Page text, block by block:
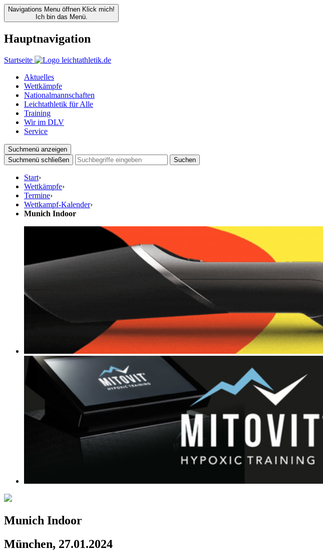
Navigations Menu öffnen Klick mich!
Ich bin das Menü.
Hauptnavigation
Startseite
Aktuelles
Wettkämpfe
Nationalmannschaften
Leichtathletik für Alle
Training
Wir im DLV
Service
Suchmenü anzeigen
Suchmenü schließen
Suchen
Start›
Wettkämpfe›
Termine›
Wettkampf-Kalender›
Munich Indoor
Munich Indoor
München, 27.01.2024